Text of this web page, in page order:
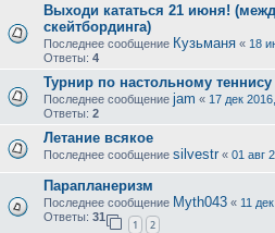
Выходи кататься 21 июня!
скейтбординга)
Последнее сообщение Кузьманя « 18
Ответы: 4
Турнир по настольному
Последнее сообщение jam « 17 дек
Ответы: 2
Летание всякое
Последнее сообщение silvestr « 01 авг
Парапланеризм
Последнее сообщение Myth043 « 11
Ответы: 31
1 2